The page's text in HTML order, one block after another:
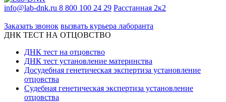
info@lab-dnk.ru 8 800 100 24 29 Расстанная 2к2
Заказать звонок вызвать курьера лаборанта
ДНК ТЕСТ НА ОТЦОВСТВО
ДНК тест на отцовство
ДНК тест установление материнства
Досудебная генетическая экспертиза установление
отцовства
Судебная генетическая экспертиза установление
отцовства